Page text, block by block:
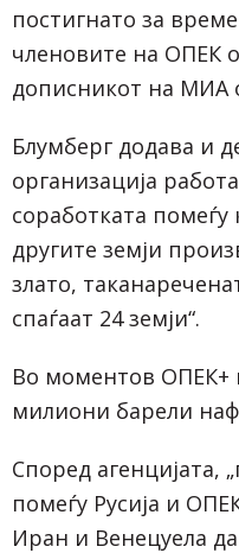
постигнато за
членовите на ОПЕК
дописникот на МИА
Блумберг додава и
организација
соработката помеѓу
другите земји
злато,
спаѓаат 24 земји“.
Во моментов ОПЕК+
милиони барели
Според агенцијата,
помеѓу Русија и
Иран и Венецуела